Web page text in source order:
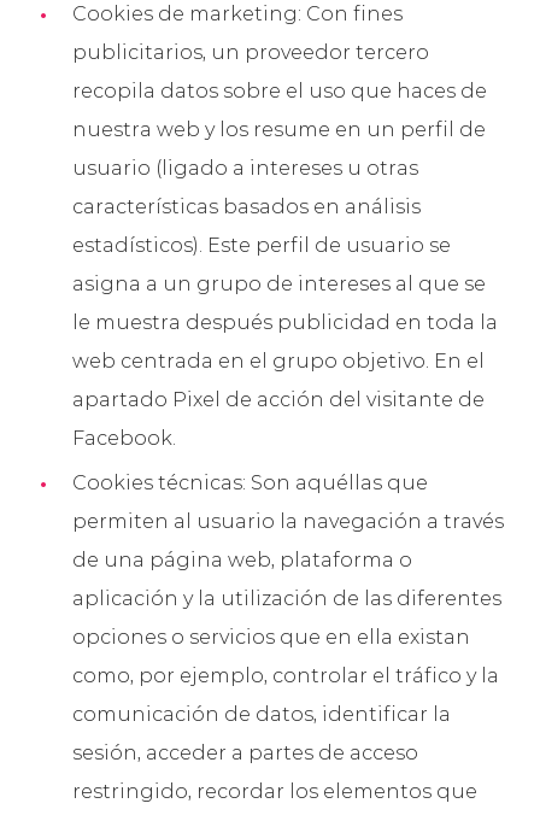
Cookies de marketing: Con fines
publicitarios, un proveedor tercero
recopila datos sobre el uso que haces de
nuestra web y los resume en un perfil de
usuario (ligado a intereses u otras
características basados en análisis
estadísticos). Este perfil de usuario se
asigna a un grupo de intereses al que se
le muestra después publicidad en toda la
web centrada en el grupo objetivo. En el
apartado Pixel de acción del visitante de
Facebook.
Cookies técnicas: Son aquéllas que
permiten al usuario la navegación a través
de una página web, plataforma o
aplicación y la utilización de las diferentes
opciones o servicios que en ella existan
como, por ejemplo, controlar el tráfico y la
comunicación de datos, identificar la
sesión, acceder a partes de acceso
restringido, recordar los elementos que